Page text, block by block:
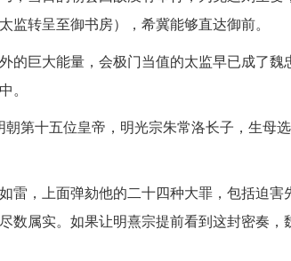
转呈至御书房），希冀能够直达御前。
的巨大能量，会极门当值的太监早已成了魏
。
第十五位皇帝，明光宗朱常洛长子，生母
雷，上面弹劾他的二十四种大罪，包括迫
数属实。如果让明熹宗提前看到这封密奏